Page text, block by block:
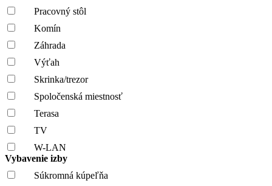
Pracovný stôl
Komín
Záhrada
Výťah
Skrinka/trezor
Spoločenská miestnosť
Terasa
TV
W-LAN
Vybavenie izby
Súkromná kúpeľňa